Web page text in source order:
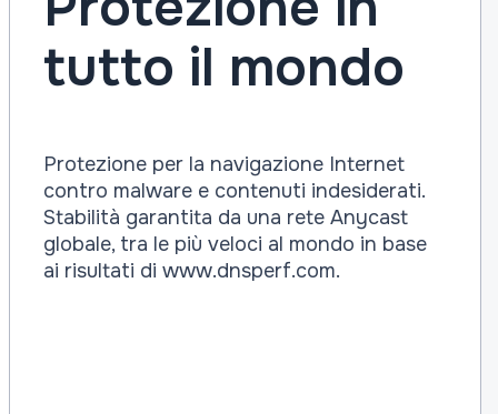
tutto il mondo
Protezione per la navigazione Internet
contro malware e contenuti indesiderati.
Stabilità garantita da una rete Anycast
globale, tra le più veloci al mondo in base
ai risultati di www.dnsperf.com.